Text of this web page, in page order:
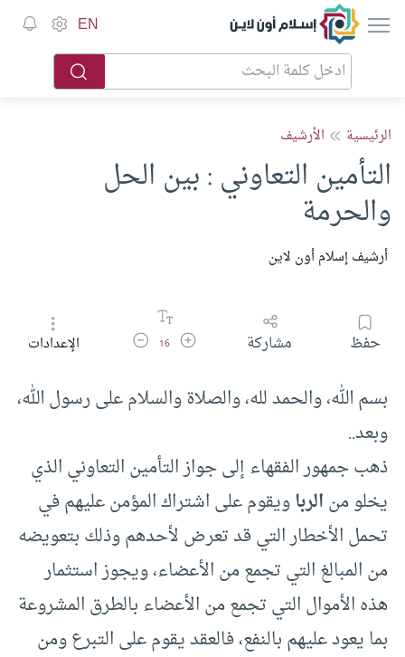
إسلام أون لاين EN
الرئيسية الأرشيف
التأمين التعاوني : بين الحل
والحرمة
أرشيف إسلام أون لاين
حفظ مشاركة زيادة حجم الخط
16 تقليل حجم الخطالإعدادات
بسم الله، والحمد لله، والصلاة والسلام على رسول الله،
وبعد..
ذهب جمهور الفقهاء إلى جواز التأمين التعاوني الذي
يخلو منالرباويقوم على اشتراك المؤمن عليهم في
تحمل الأخطار التي قد تعرض لأحدهم وذلك بتعويضه
من المبالغ التي تجمع من الأعضاء، ويجوز استثمار
هذه الأموال التي تجمع من الأعضاء بالطرق المشروعة
بما يعود عليهم بالنفع، فالعقد يقوم على التبرع ومن